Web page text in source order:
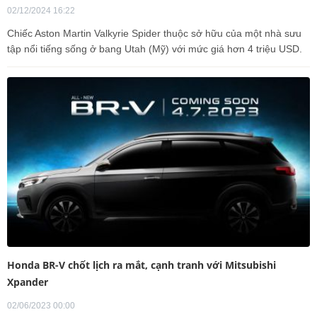
02/12/2024 16:22
Chiếc Aston Martin Valkyrie Spider thuộc sở hữu của một nhà sưu
tập nổi tiếng sống ở bang Utah (Mỹ) với mức giá hơn 4 triệu USD.
Honda BR-V chốt lịch ra mắt, cạnh tranh với Mitsubishi
Xpander
02/06/2023 00:00